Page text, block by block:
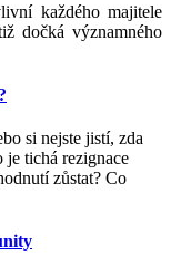
každého majitele
dočká významného
si nejste jistí, zda
je tichá rezignace
zůstat? Co